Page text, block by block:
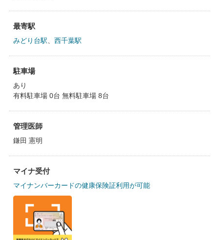
最寄駅
みどり台駅 西千葉駅
駐車場
あり
有料駐車場 0台 無料駐車場 8台
管理医師
鎌田 憲明
マイナ受付
マイナンバーカードの健康保険証利用が可能